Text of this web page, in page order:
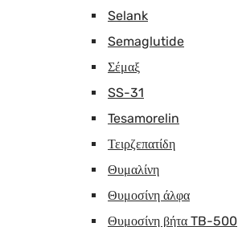
Selank
Semaglutide
Σέμαξ
SS-31
Tesamorelin
Τειρζεπατίδη
Θυμαλίνη
Θυμοσίνη άλφα
Θυμοσίνη βήτα TB-500